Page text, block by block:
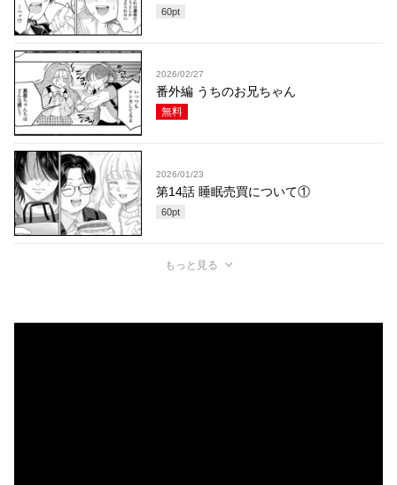
60pt
2026/02/27
番外編 うちのお兄ちゃん
無料
2026/01/23
第14話 睡眠売買について①
60pt
もっと見る